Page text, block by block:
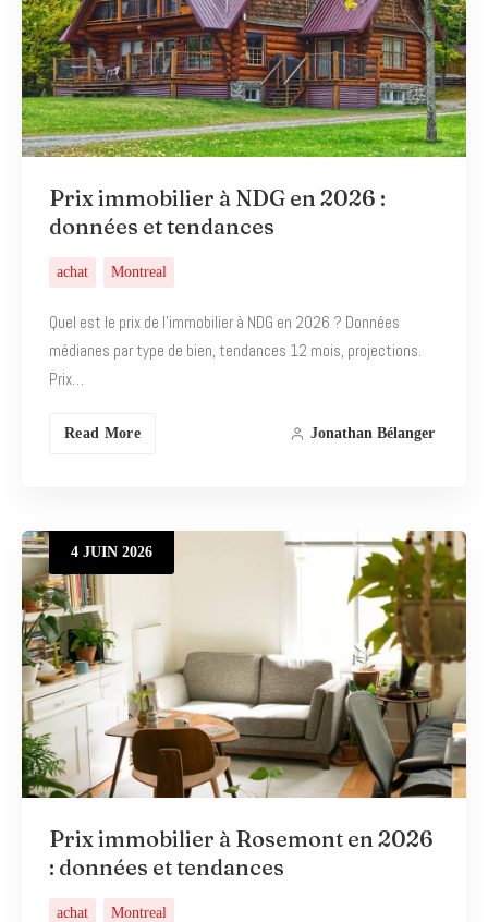
Prix immobilier à NDG en 2026 :
données et tendances
achat Montreal
Quel est le prix de l’immobilier à NDG en 2026 ? Données
médianes par type de bien, tendances 12 mois, projections.
Prix…
Read More Jonathan Bélanger
4 JUIN 2026
Prix immobilier à Rosemont en 2026
: données et tendances
achat Montreal